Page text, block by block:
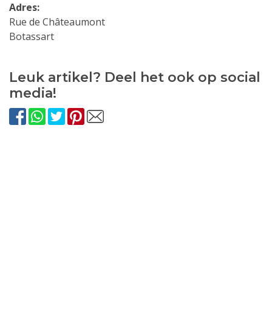
Adres:
Rue de Châteaumont
Botassart
Leuk artikel? Deel het ook op social
media!